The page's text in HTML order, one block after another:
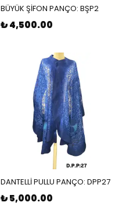
BÜYÜK ŞİFON PANÇO: BŞP2
₺ 4,500.00
DANTELLİ PULLU PANÇO: DPP27
₺ 5,000.00